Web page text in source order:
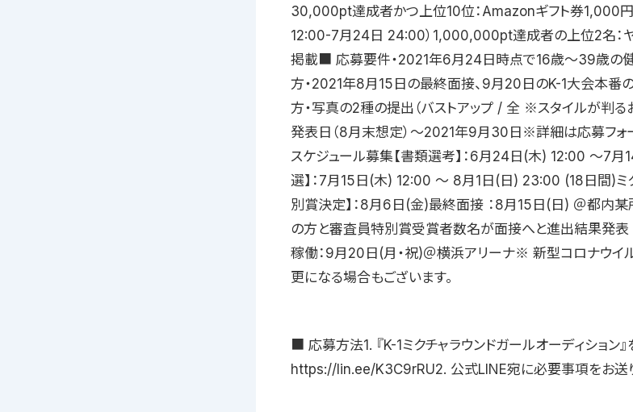
30,000pt達成者かつ上位10位：Amazonギフト券1,000円
12:00-7月24日 24:00）1,000,000pt達成者の上位2名：
掲載■ 応募要件・2021年6月24日時点で16歳〜39歳の
方・2021年8月15日の最終面接、9月20日のK-1大会本番
方・写真の2種の提出（バストアップ / 全 ※スタイルが判る
発表日（8月末想定）〜2021年9月30日※詳細は応募フォ
スケジュール募集【書類選考】：6月24日(木) 12:00 〜7
選】：7月15日(木) 12:00 〜 8月1日(日) 23:00 (18日間)ミ
別賞決定】：8月6日(金)最終面接 ：8月15日(日) ＠都内某
の方と審査員特別賞受賞者数名が面接へと進出結果発表
稼働：9月20日(月・祝)＠横浜アリーナ※ 新型コロナウイ
更になる場合もございます。
■ 応募方法1. 『K-1ミクチャラウンドガールオーディション
https://lin.ee/K3C9rRU2. 公式LINE宛に必要事項をお送り